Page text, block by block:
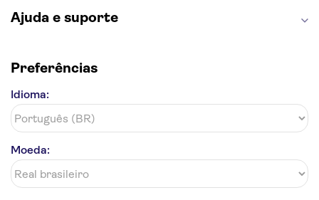
Ajuda e suporte
Preferências
Idioma:
Moeda: